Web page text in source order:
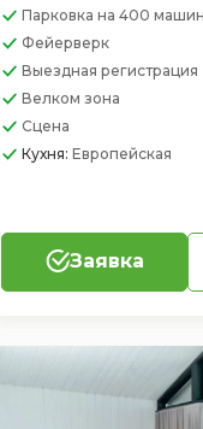
Парковкана 400 машин
Фейерверк
Выездная регистрация
Велком зона
Сцена
Кухня:Европейская
Заявка